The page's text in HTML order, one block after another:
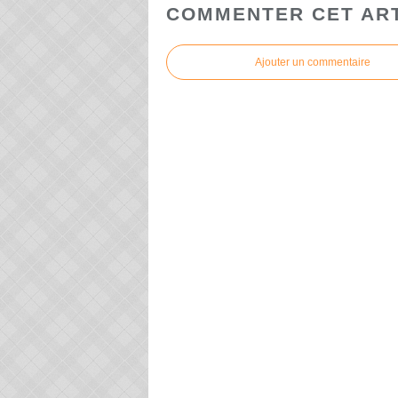
COMMENTER CET
Ajouter un commentaire